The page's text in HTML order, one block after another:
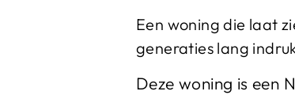
Een woning die laat
generaties lang
Deze woning is een